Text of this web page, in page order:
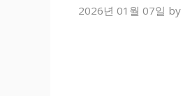
2026년 01월 07일 by